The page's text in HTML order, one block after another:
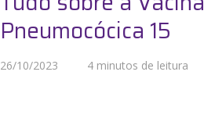
Pneumocócica 15
26/10/2023 4 minutos de leitura